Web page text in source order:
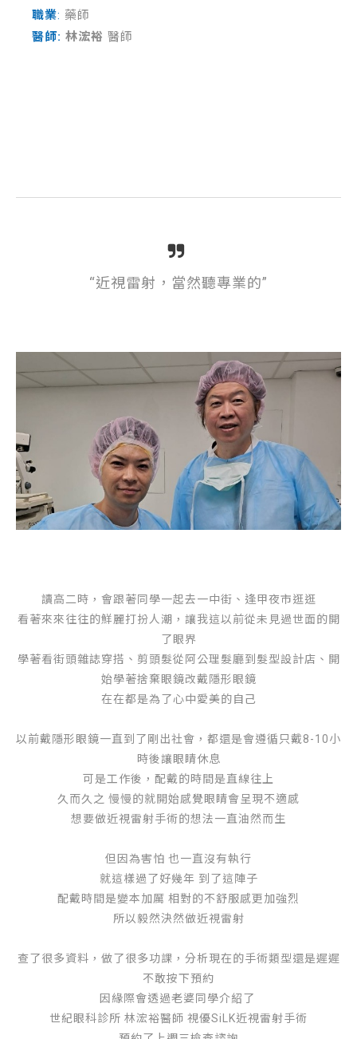
職業: 藥師
醫師: 林浤裕 醫師
“近視雷射，當然聽專業的”
讀高二時，會跟著同學一起去一中街、逢甲夜市逛逛
看著來來往往的鮮麗打扮人潮，讓我這以前從未見過世面的開
了眼界
學著看街頭雜誌穿搭、剪頭髮從阿公理髮廳到髮型設計店、開
始學著捨棄眼鏡改戴隱形眼鏡
在在都是為了心中愛美的自己
以前戴隱形眼鏡一直到了剛出社會，都還是會遵循只戴8-10小
時後讓眼睛休息
可是工作後，配戴的時間是直線往上
久而久之 慢慢的就開始感覺眼睛會呈現不適感
想要做近視雷射手術的想法一直油然而生
但因為害怕 也一直沒有執行
就這樣過了好幾年 到了這陣子
配戴時間是變本加厲 相對的不舒服感更加強烈
所以毅然決然做近視雷射
查了很多資料，做了很多功課，分析現在的手術類型還是遲遲
不敢按下預約
因緣際會透過老婆同學介紹了
世紀眼科診所 林浤裕醫師 視優SiLK近視雷射手術